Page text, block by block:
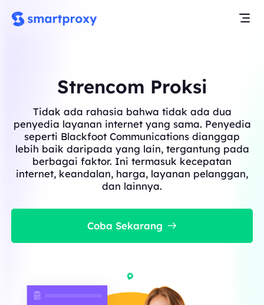
Strencom Proksi
Tidak ada rahasia bahwa tidak ada dua
penyedia layanan internet yang sama. Penyedia
seperti Blackfoot Communications dianggap
lebih baik daripada yang lain, tergantung pada
berbagai faktor. Ini termasuk kecepatan
internet, keandalan, harga, layanan pelanggan,
dan lainnya.
Coba Sekarang